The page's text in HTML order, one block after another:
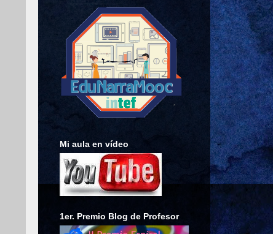
Mi aula en vídeo
1er. Premio Blog de Profesor